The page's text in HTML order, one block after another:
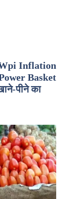
Inflation
Basket
पीने का